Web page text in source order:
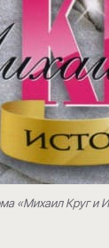
«Михаил Круг и